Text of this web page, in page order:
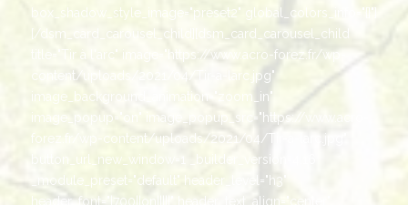
box_shadow_style_image="preset2" global_colors_info="{}"]
[/dsm_card_carousel_child][dsm_card_carousel_child
title="Tir à l'arc" image="https://www.acro-forez.fr/wp-
content/uploads/2021/04/Tir-a-larc.jpg"
image_background_animation="zoom_in"
image_popup="on" image_popup_src="https://www.acro-
forez.fr/wp-content/uploads/2021/04/Tir-a-larc.jpg"
button_url_new_window=1 _builder_version=4.16
_module_preset="default" header_level="h3"
header_font="|700||on|||||" header_text_align="center"